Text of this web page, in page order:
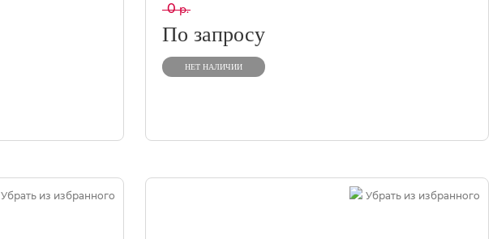
0р.
По запросу
НЕТ НАЛИЧИИ
Убрать из избранного Убрать из избранного